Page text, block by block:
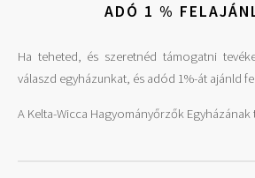
ADÓ 1 %
Ha teheted, és szeretnéd támogatni
válaszd egyházunkat, és adód 1%-át ajánld
A Kelta-Wicca Hagyományőrzők Egyházának